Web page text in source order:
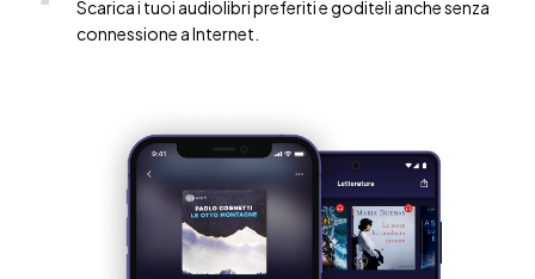
Scarica i tuoi audiolibri preferiti e goditeli anche senza
connessione a Internet.